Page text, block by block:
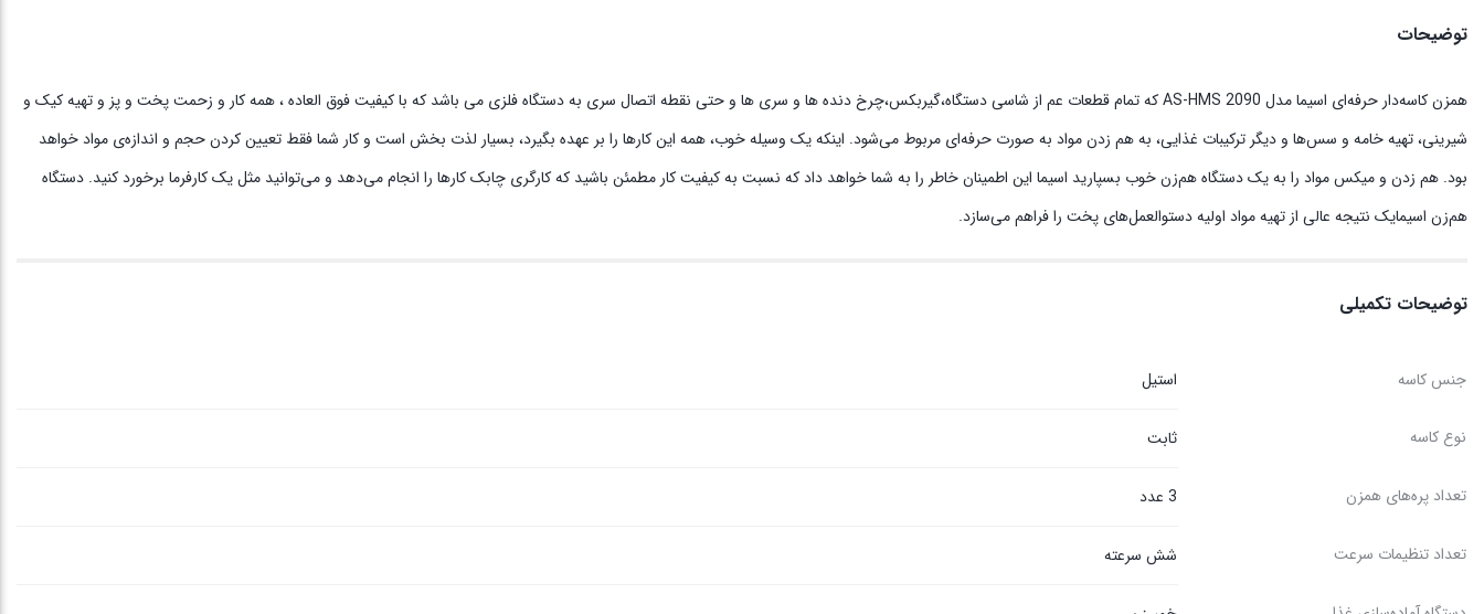
توضیحات
همزن کاسه‌دار حرفه‌ای اسیما مدل AS-HMS 2090 که تمام قطعات عم از شاسی دستگاه،گیربکس،چرخ دنده ها و سری ها و حتی نقطه اتصال سری به دستگاه فلزی می باشد که با کیفیت فوق العاده ، همه کار و زحمت پخت و پز و تهیه کیک و
شیرینی، تهیه خامه و سس‌ها و دیگر ترکیبات غذایی، به هم زدن مواد به صورت حرفه‌ای مربوط می‌شود. اینکه یک وسیله خوب، همه این کارها را بر عهده بگیرد، بسیار لذت بخش است و کار شما فقط تعیین کردن حجم و اندازه‌ی مواد خواهد
بود. هم زدن و میکس مواد را به یک دستگاه هم‌زن خوب بسپارید اسیما این اطمینان خاطر را به شما خواهد داد که نسبت به کیفیت کار مطمئن باشید که کارگری چابک کارها را انجام می‌دهد و می‌توانید مثل یک کارفرما برخورد کنید. دستگاه
هم‌زن اسیمایک نتیجە عالی از تهیە مواد اولیە دستوالعمل‌های پخت را فراهم می‌سازد.
توضیحات تکمیلی
جنس کاسه استیل
نوع کاسه ثابت
تعداد پره‌های همزن 3 عدد
تعداد تنظیمات سرعت شش سرعته